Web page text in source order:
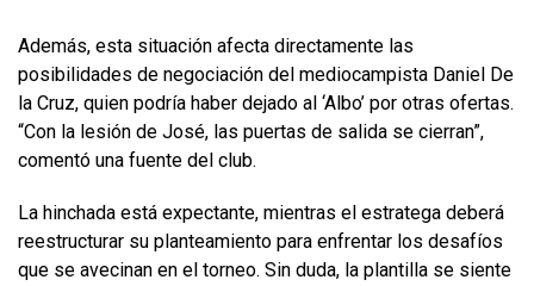
Además, esta situación afecta directamente las
posibilidades de negociación del mediocampista Daniel De
la Cruz, quien podría haber dejado al ‘Albo’ por otras ofertas.
“Con la lesión de José, las puertas de salida se cierran”,
comentó una fuente del club.
La hinchada está expectante, mientras el estratega deberá
reestructurar su planteamiento para enfrentar los desafíos
que se avecinan en el torneo. Sin duda, la plantilla se siente